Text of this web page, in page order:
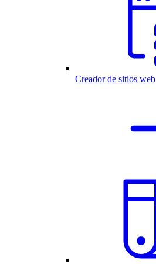
Creador de sitios web